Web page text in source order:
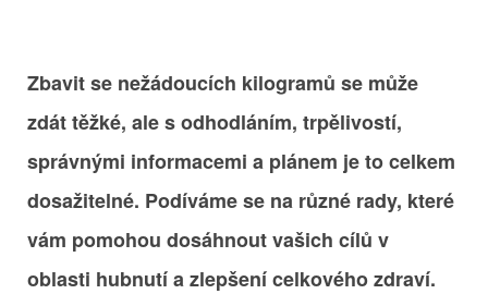
Zbavit se nežádoucích kilogramů se může
zdát těžké, ale s odhodláním, trpělivostí,
správnými informacemi a plánem je to celkem
dosažitelné. Podíváme se na různé rady, které
vám pomohou dosáhnout vašich cílů v
oblasti hubnutí a zlepšení celkového zdraví.